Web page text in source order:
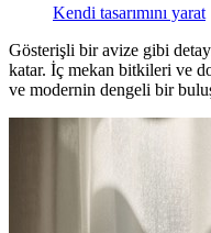
Kendi tasarımını yarat
Gösterişli bir avize gibi
katar. İç mekan bitkileri ve
ve modernin dengeli bir